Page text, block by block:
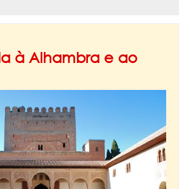
à Alhambra e ao